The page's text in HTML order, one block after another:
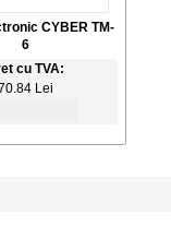
CYBER TM-
6
cu TVA:
Lei